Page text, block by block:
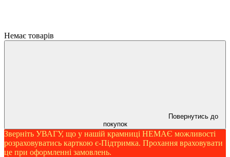
Немає товарів
Повернутись до
покупок
Зверніть УВАГУ, що у нашій крамниці НЕМАЄ можливості
розраховуватись карткою є-Підтримка. Прохання враховувати
це при оформленні замовлень.